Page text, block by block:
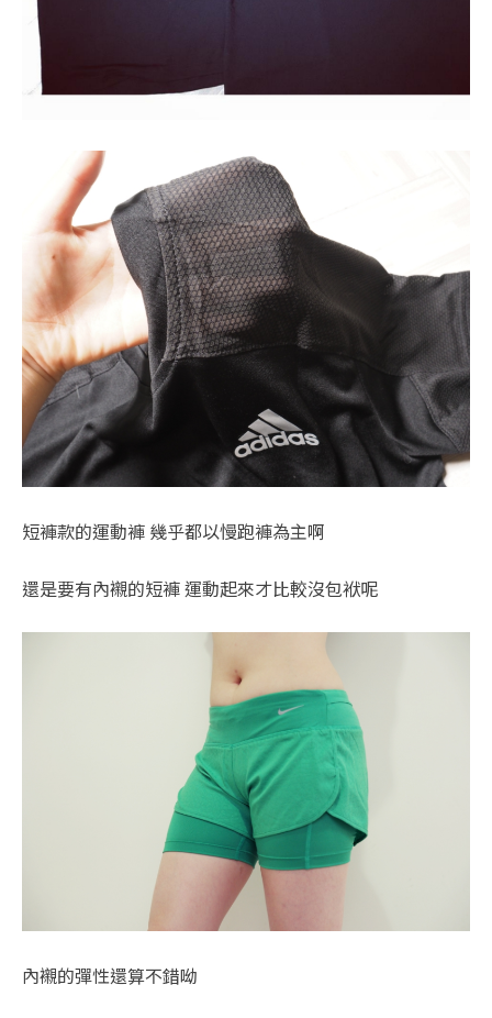
短褲款的運動褲 幾乎都以慢跑褲為主啊
還是要有內襯的短褲 運動起來才比較沒包袱呢
內襯的彈性還算不錯呦